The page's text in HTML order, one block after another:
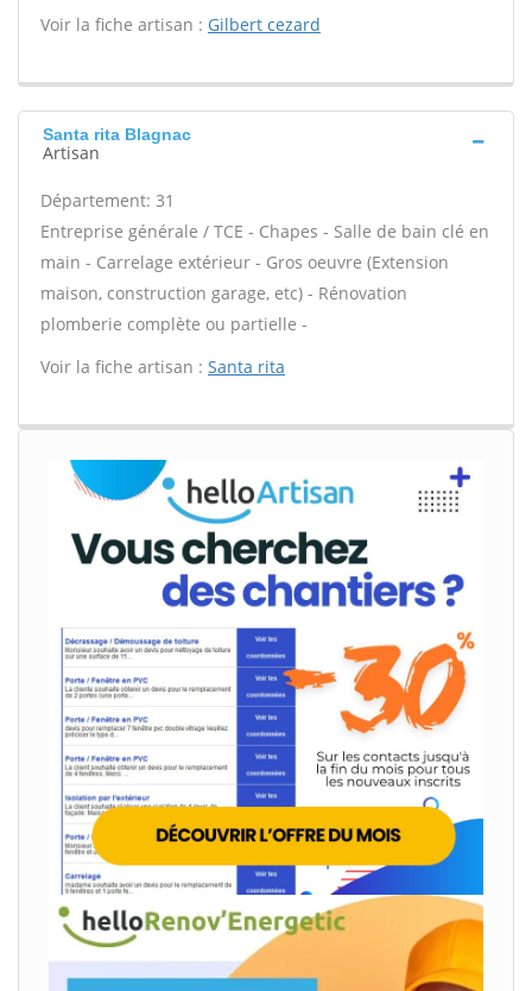
Voir la fiche artisan : Gilbert cezard
Santa rita Blagnac
Artisan
Département: 31
Entreprise générale / TCE - Chapes - Salle de bain clé en
main - Carrelage extérieur - Gros oeuvre (Extension
maison, construction garage, etc) - Rénovation
plomberie complète ou partielle -
Voir la fiche artisan : Santa rita